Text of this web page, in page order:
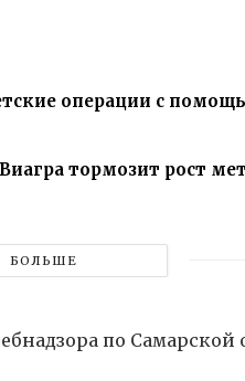
операции с
тормозит рост
БОЛЬШЕ
по Самарской